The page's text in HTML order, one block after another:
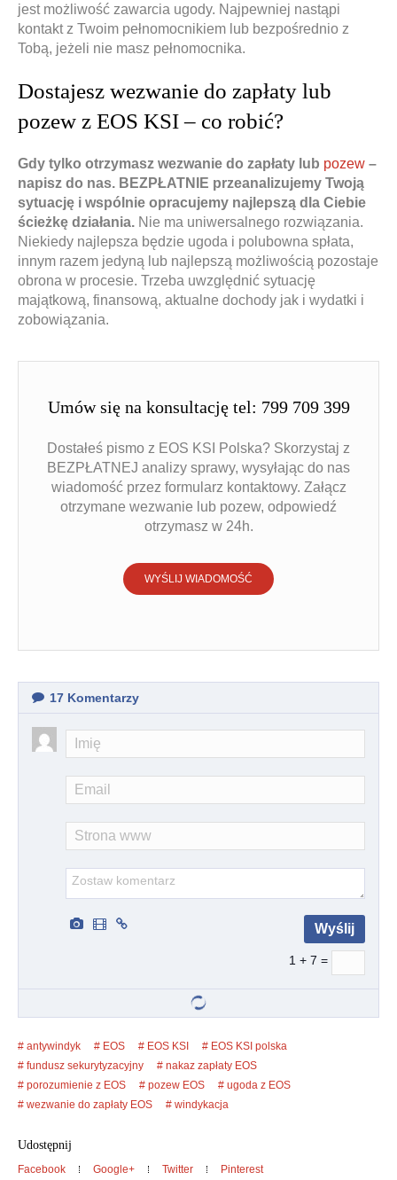
jest możliwość zawarcia ugody. Najpewniej nastąpi
kontakt z Twoim pełnomocnikiem lub bezpośrednio z
Tobą, jeżeli nie masz pełnomocnika.
Dostajesz wezwanie do zapłaty lub
pozew z EOS KSI – co robić?
Gdy tylko otrzymasz wezwanie do zapłaty lub pozew –
napisz do nas. BEZPŁATNIE przeanalizujemy Twoją
sytuację i wspólnie opracujemy najlepszą dla Ciebie
ścieżkę działania. Nie ma uniwersalnego rozwiązania.
Niekiedy najlepsza będzie ugoda i polubowna spłata,
innym razem jedyną lub najlepszą możliwością pozostaje
obrona w procesie. Trzeba uwzględnić sytuację
majątkową, finansową, aktualne dochody jak i wydatki i
zobowiązania.
Umów się na konsultację tel: 799 709 399
Dostałeś pismo z EOS KSI Polska? Skorzystaj z
BEZPŁATNEJ analizy sprawy, wysyłając do nas
wiadomość przez formularz kontaktowy. Załącz
otrzymane wezwanie lub pozew, odpowiedź
otrzymasz w 24h.
WYŚLIJ WIADOMOŚĆ
17 Komentarzy
1 + 7 =
antywindyk EOS EOS KSI
EOS KSI polska
fundusz sekurytyzacyjny
nakaz zapłaty EOS
porozumienie z EOS
pozew EOS
ugoda z EOS
wezwanie do zapłaty EOS
windykacja
Udostępnij
Facebook Google+ Twitter Pinterest